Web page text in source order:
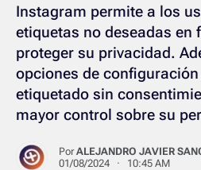
Instagram permite a los
etiquetas no deseadas en
proteger su privacidad.
opciones de
etiquetado sin
mayor control sobre su
PorALEJANDRO JAVIER
01/08/2024 · 10:45 AM